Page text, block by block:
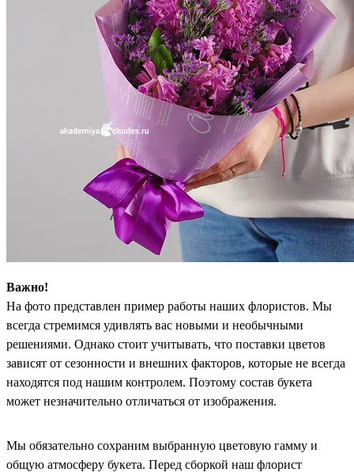
Важно!
На фото представлен пример работы наших флористов. Мы
всегда стремимся удивлять вас новыми и необычными
решениями. Однако стоит учитывать, что поставки цветов
зависят от сезонности и внешних факторов, которые не всегда
находятся под нашим контролем. Поэтому состав букета
может незначительно отличаться от изображения.
Мы обязательно сохраним выбранную цветовую гамму и
общую атмосферу букета. Перед сборкой наш флорист